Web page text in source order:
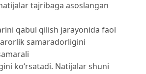
tajribaga asoslangan
qabul qilish jarayonida faol
samaradorligini
ko‘rsatadi. Natijalar shuni